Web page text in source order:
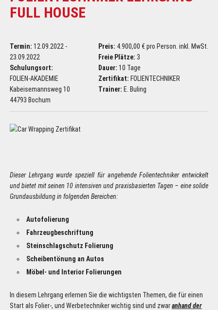
FULL HOUSE
Termin: 12.09.2022 -
23.09.2022
Schulungsort:
FOLIEN-AKADEMIE
Kabeisemannsweg 10
44793 Bochum
Preis: 4.900,00 € pro Person. inkl. MwSt.
Freie Plätze: 3
Dauer: 10 Tage
Zertifikat: FOLIENTECHNIKER
Trainer: E. Buling
Dieser Lehrgang wurde speziell für angehende Folientechniker entwickelt
und bietet mit seinen 10 intensiven und praxisbasierten Tagen – eine solide
Grundausbildung in folgenden Bereichen:
Autofolierung
Fahrzeugbeschriftung
Steinschlagschutz Folierung
Scheibentönung an Autos
Möbel- und Interior Folierungen
In diesem Lehrgang erlernen Sie die wichtigsten Themen, die für einen
Start als Folier-, und Werbetechniker wichtig sind und zwaranhand der